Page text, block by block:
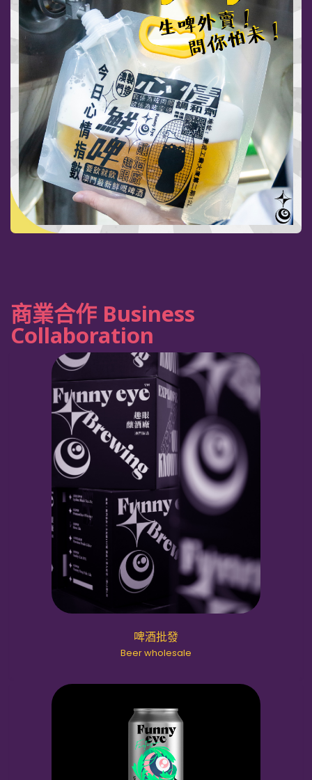
商業合作 Business
Collaboration
啤酒批發
Beer wholesale